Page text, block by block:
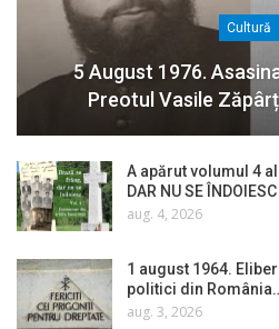
Cultură
5 August 1976.
Preotul Vasile
A apărut volumul 4 al
DAR NU SE
aug. 4, 2026
1 august 1964.
politici din
aug. 3, 2026